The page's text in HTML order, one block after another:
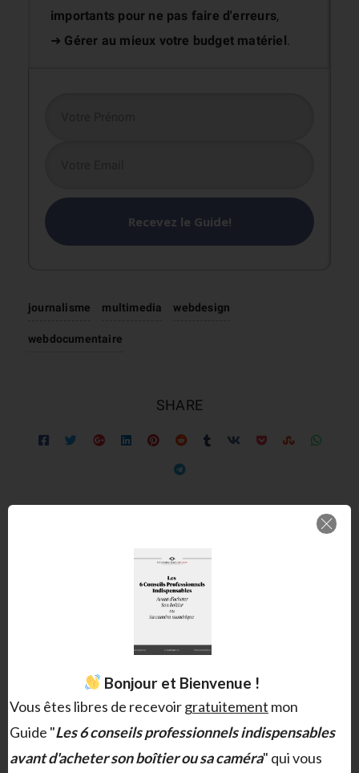
importants pour ne pas faire d'erreurs,
➜ Gérer au mieux votre budget matériel
Recevez le Guide!
journalisme multimedia webdesign
webdocumentaire
SHARE
Christophe MILET
Je suis le fondateur du collectif Éléments Déclencheurs spécialisé
dans la stratégie narrative.
Bonjour et Bienvenue !
Vous êtes libres de recevoirgratuitement mon
Guide "Les 6 conseils professionnels indispensables
avant d'acheter son boîtier ou sa caméra" qui vous